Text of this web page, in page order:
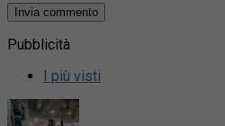
Pubblicità
I più visti